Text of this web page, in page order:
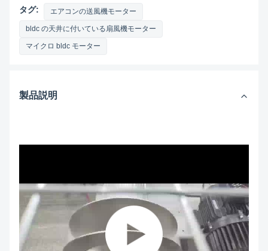
タグ: エアコンの送風機モーター
bldc の天井に付いている扇風機モーター
マイクロ bldc モーター
製品説明